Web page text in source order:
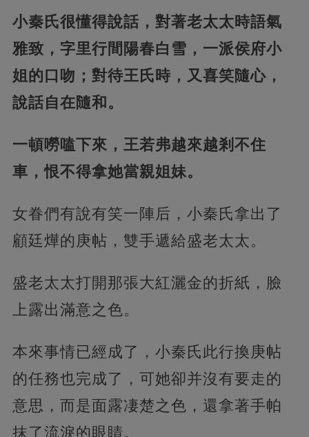
小秦氏很懂得說話，對著老太太時語氣
雅致，字里行間陽春白雪，一派侯府小
姐的口吻；對待王氏時，又喜笑隨心，
說話自在隨和。
一頓嘮嗑下來，王若弗越來越剎不住
車，恨不得拿她當親姐妹。
女眷們有說有笑一陣后，小秦氏拿出了
顧廷燁的庚帖，雙手遞給盛老太太。
盛老太太打開那張大紅灑金的折紙，臉
上露出滿意之色。
本來事情已經成了，小秦氏此行換庚帖
的任務也完成了，可她卻并沒有要走的
意思，而是面露凄楚之色，還拿著手帕
抹了流淚的眼睛。